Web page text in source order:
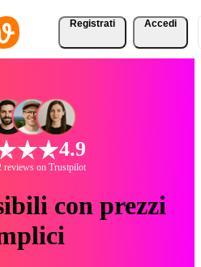
Registrati Accedi
4.9
reviews on Trustpilot
con prezzi